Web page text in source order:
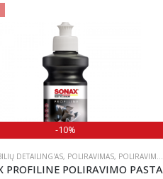
-10%
DETAILING'AS, POLIRAVIMAS, POLIRAVIMO PASTOS
PROFILINE POLIRAVIMO PASTA